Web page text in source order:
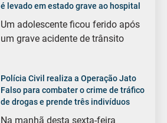
é levado em estado grave ao hospital
Um adolescente ficou ferido após
um grave acidente de trânsito
Polícia Civil realiza a Operação Jato
Falso para combater o crime de tráfico
de drogas e prende três indivíduos
Na manhã desta sexta-feira